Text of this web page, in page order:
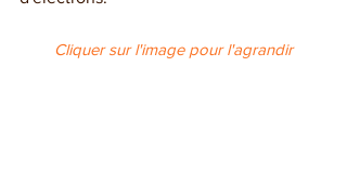
Cliquer sur l'image pour l'agrandir